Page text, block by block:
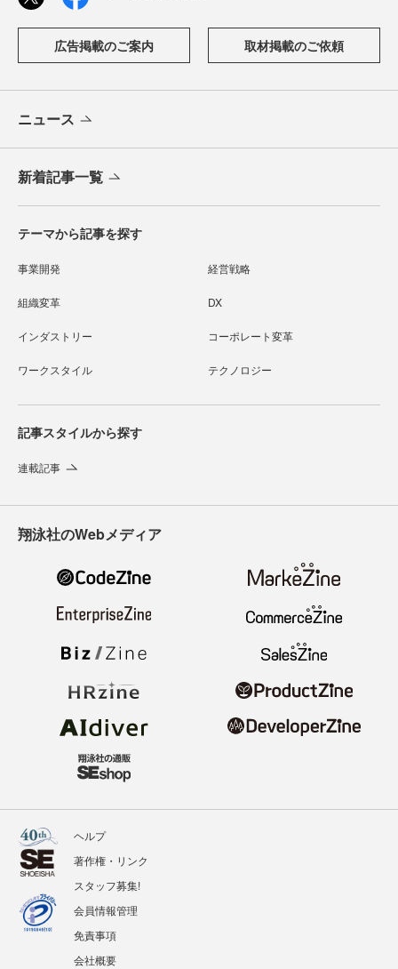
広告掲載のご案内 取材掲載のご依頼
ニュース
新着記事一覧
テーマから記事を探す
事業開発 経営戦略
組織変革 DX
インダストリー コーポレート変革
ワークスタイル テクノロジー
記事スタイルから探す
連載記事
翔泳社のWebメディア
ヘルプ
著作権・リンク
スタッフ募集!
会員情報管理
免責事項
会社概要